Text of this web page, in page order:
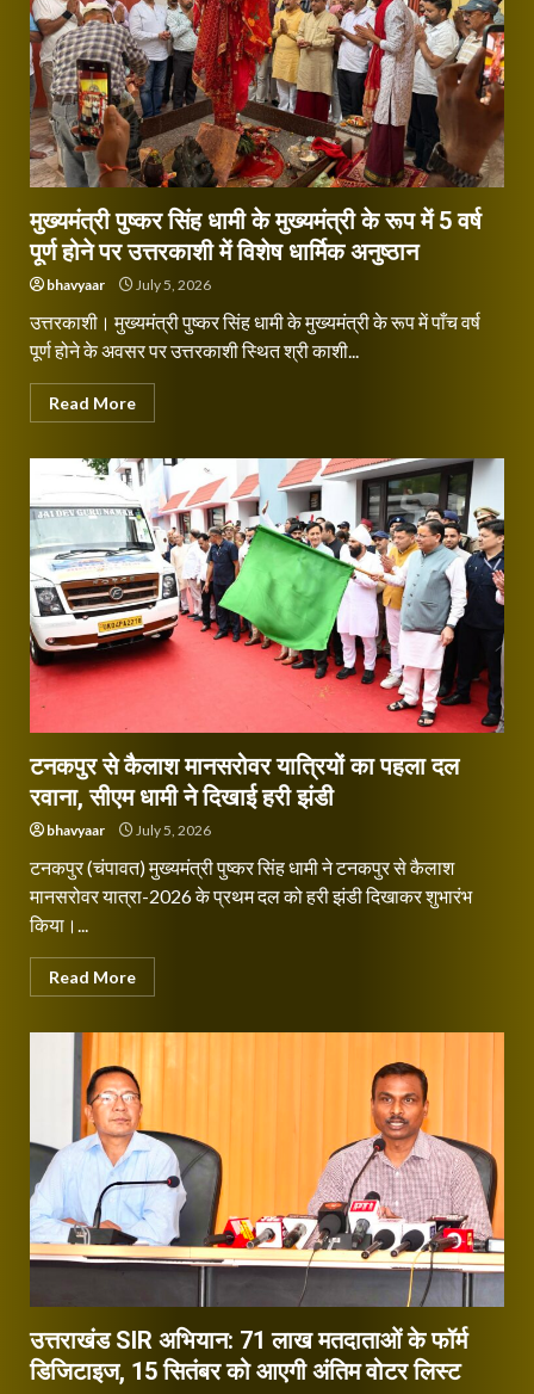
मुख्यमंत्री पुष्कर सिंह धामी के मुख्यमंत्री के रूप में 5 वर्ष
पूर्ण होने पर उत्तरकाशी में विशेष धार्मिक अनुष्ठान
bhavyaar July 5, 2026
उत्तरकाशी। मुख्यमंत्री पुष्कर सिंह धामी के मुख्यमंत्री के रूप में पाँच वर्ष
पूर्ण होने के अवसर पर उत्तरकाशी स्थित श्री काशी...
Read More
टनकपुर से कैलाश मानसरोवर यात्रियों का पहला दल
रवाना, सीएम धामी ने दिखाई हरी झंडी
bhavyaar July 5, 2026
टनकपुर (चंपावत) मुख्यमंत्री पुष्कर सिंह धामी ने टनकपुर से कैलाश
मानसरोवर यात्रा-2026 के प्रथम दल को हरी झंडी दिखाकर शुभारंभ
किया।...
Read More
उत्तराखंड SIR अभियान: 71 लाख मतदाताओं के फॉर्म
डिजिटाइज, 15 सितंबर को आएगी अंतिम वोटर लिस्ट